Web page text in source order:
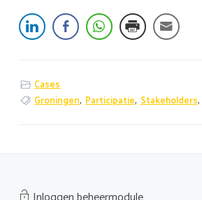
Cases
Groningen, Participatie, Stakeholders,